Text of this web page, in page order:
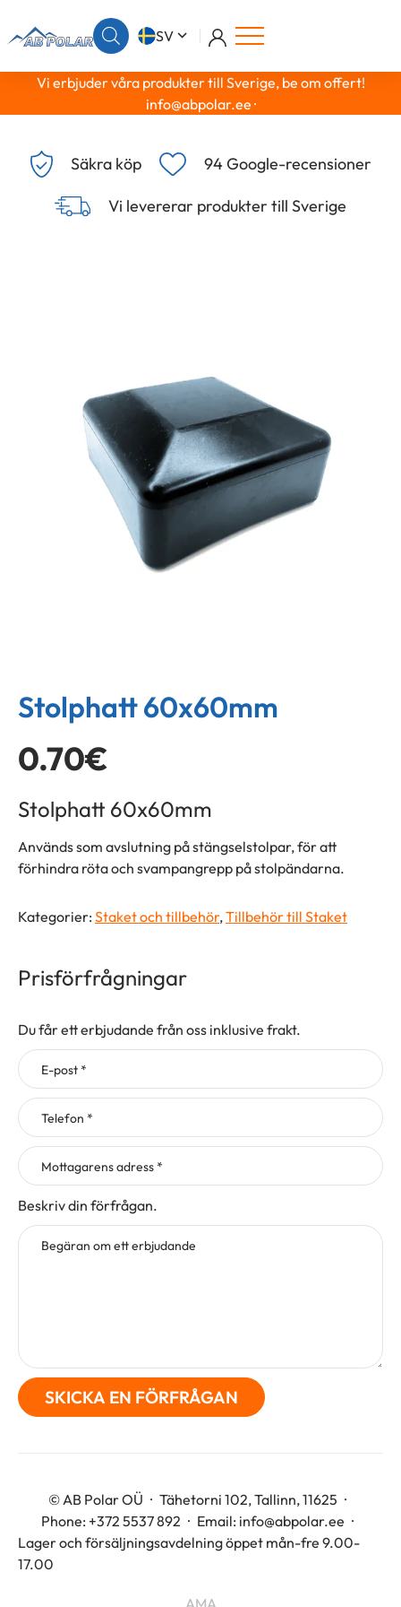
SV
Vi erbjuder våra produkter till Sverige, be om offert!
info@abpolar.ee ·
Säkra köp 94 Google-recensioner
Vi levererar produkter till Sverige
Stolphatt 60x60mm
0.70€
Stolphatt 60x60mm
Används som avslutning på stängselstolpar, för att
förhindra röta och svampangrepp på stolpändarna.
Kategorier: Staket och tillbehör,Tillbehör till Staket
Prisförfrågningar
Du får ett erbjudande från oss inklusive frakt.
E-post *
Telefon *
Mottagarens adress *
Beskriv din förfrågan.
Begäran om ett erbjudande
© AB Polar OÜ
Tähetorni 102, Tallinn, 11625
Phone: +372 5537 892 Email: info@abpolar.ee
Lager och försäljningsavdelning öppet mån-fre 9.00-
17.00
AMA